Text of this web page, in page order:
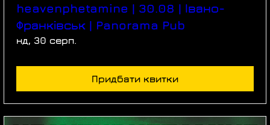
heavenphetamine | 30.08 | Івано-
Франківськ | Panorama Pub
нд, 30 серп.
Придбати квитки